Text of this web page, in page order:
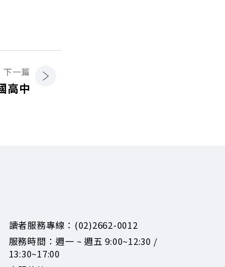
下一篇
高中
讀者服務專線：(02)2662-0012
服務時間：週一 ~ 週五 9:00~12:30 /
13:30~17:00